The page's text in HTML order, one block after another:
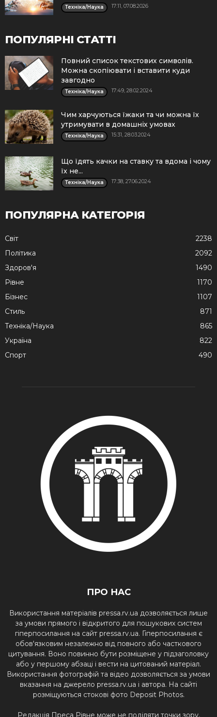
Техніка/Наука 17:11, 07.08.2026
ПОПУЛЯРНІ СТАТТІ
Повний список текстових символів.
Можна скопіювати і вставити куди
завгодно
Техніка/Наука 17:49, 28.02.2024
Чим харчуються їжаки та чи можна їх
утримувати в домашніх умовах
Техніка/Наука 15:31, 28.03.2024
Що їдять качки на ставку та вдома і чому
їх не...
Техніка/Наука 17:38, 27.06.2024
ПОПУЛЯРНА КАТЕГОРІЯ
Cвіт
2238
Політика
2092
Здоров'я
1490
Рівне
1170
Бізнес
1107
Стиль
871
Техніка/Наука
865
Україна
822
Спорт
490
ПРО НАС
Використання матеріалів pressa.rv.ua дозволяється лише
за умови прямого і відкритого для пошукових систем
гіперпосилання на сайт pressa.rv.ua. Гіперпосилання є
обов'язковим незалежно від повного або часткового
цитування. Воно повинно бути розміщене у підзаголовку
або у першому абзаці і вести на цитований матеріал.
Використання фотографій та відео дозволяється за умови
вказання на джерело pressa.rv.ua і автора. На сайті
розміщуються стокові фото Deposit Photos.
Редакція Преса Рівне може не поділяти точки зору,